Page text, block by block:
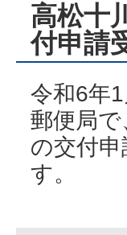
高松十
付申請
令和6年
郵便局
の交付
す。